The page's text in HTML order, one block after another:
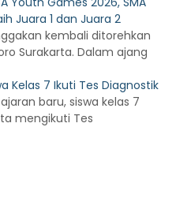
Juara 1 dan Juara 2
kembali ditorehkan
Surakarta. Dalam ajang
Kelas 7 Ikuti Tes Diagnostik
baru, siswa kelas 7
mengikuti Tes